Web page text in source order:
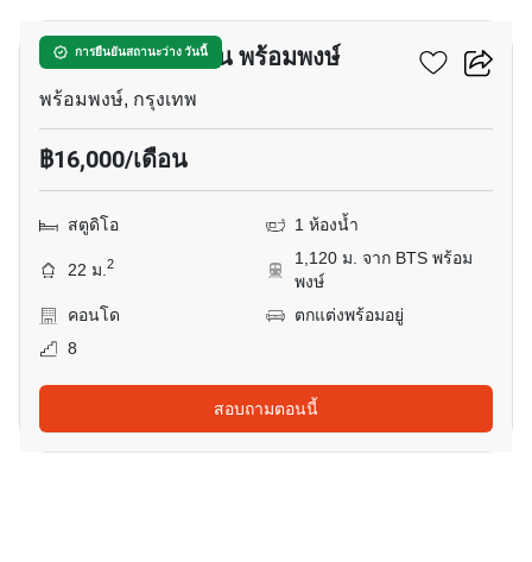
การยืนยันสถานะว่าง วันนี้
ควินทารา มาย'เซน พร้อมพงษ์
พร้อมพงษ์, กรุงเทพ
฿16,000/เดือน
สตูดิโอ 1 ห้องน้ำ
22 ม.2
1,120 ม. จาก BTS พร้อม
พงษ์
คอนโด
ตกแต่งพร้อมอยู่
8
สอบถามตอนนี้